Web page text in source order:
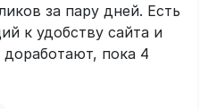
за пару дней. Есть
к удобству сайта и
пока 4